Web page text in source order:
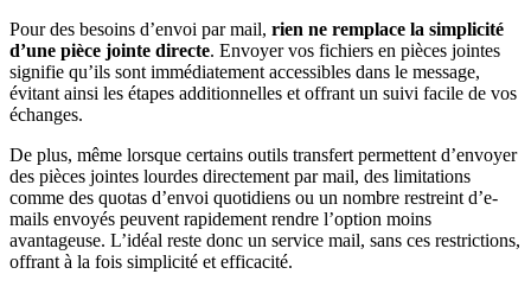
Pour des besoins d’envoi par mail, rien ne remplace la simplicité
d’une pièce jointe directe. Envoyer vos fichiers en pièces jointes
signifie qu’ils sont immédiatement accessibles dans le message,
évitant ainsi les étapes additionnelles et offrant un suivi facile de vos
échanges.
De plus, même lorsque certains outils transfert permettent d’envoyer
des pièces jointes lourdes directement par mail, des limitations
comme des quotas d’envoi quotidiens ou un nombre restreint d’e-
mails envoyés peuvent rapidement rendre l’option moins
avantageuse. L’idéal reste donc un service mail, sans ces restrictions,
offrant à la fois simplicité et efficacité.